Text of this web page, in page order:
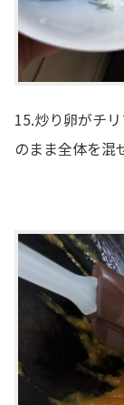
15.炒り卵がチ
のまま全体を混